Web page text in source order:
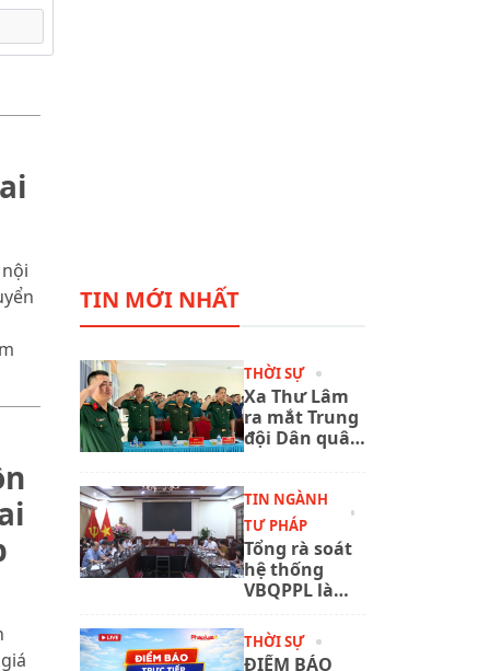
TIN MỚI NHẤT
THỜI SỰ
Xa Thư Lâm
ra mắt Trung
đội Dân quân
cầu nhiệm vụ
quốc phòng
trong tình
hình mới
TIN NGÀNH
TƯ PHÁP
Tổng rà soát
hệ thống
VBQPPL là
trọng tâm,
quan trọng
THỜI SỰ
ĐIỂM BÁO